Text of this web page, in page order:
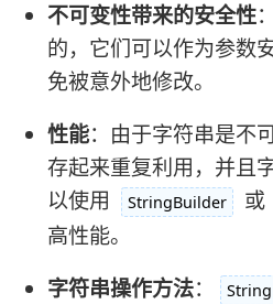
不可变性带来的安全性
的，它们可以作为参数
免被意外地修改。
性能：由于字符串是不
存起来重复利用，并且
以使用
StringBuilder 或
高性能。
字符串操作方法： String